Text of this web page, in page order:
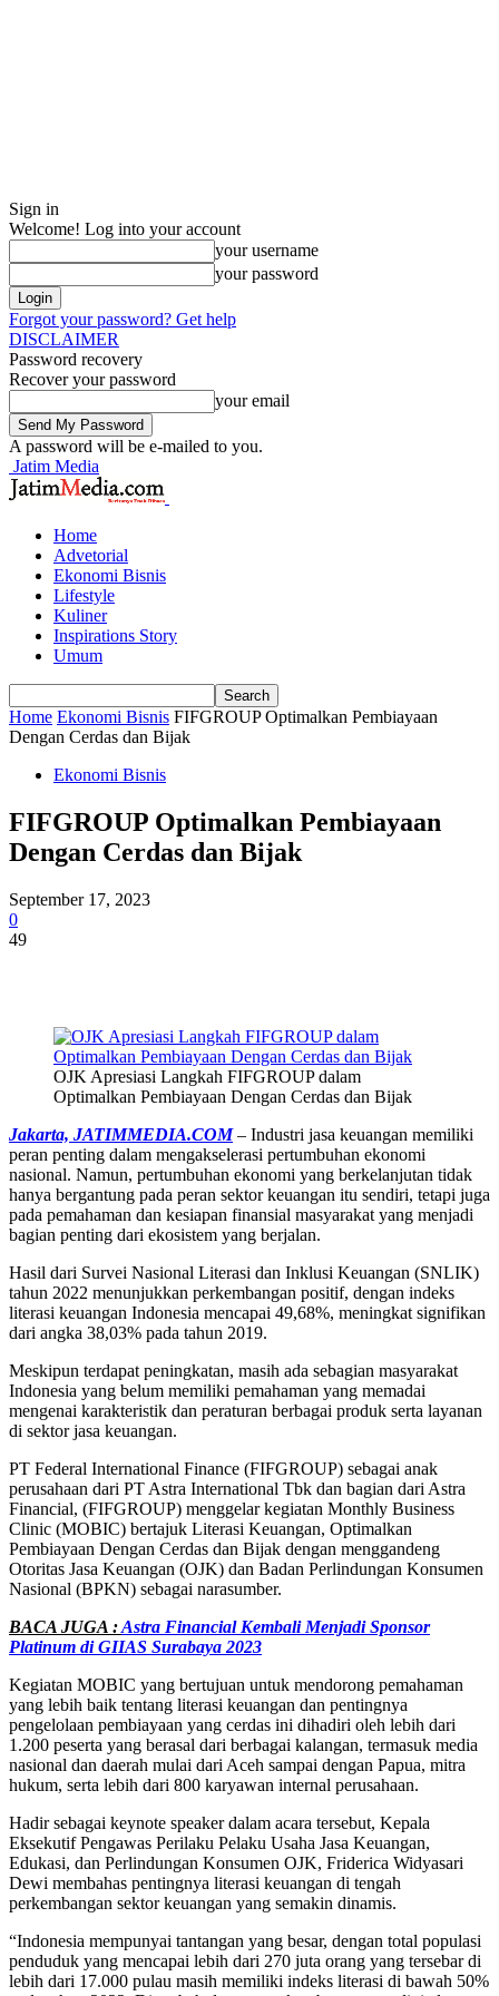
Sign in
Welcome! Log into your account
your username
your password
Forgot your password? Get help
DISCLAIMER
Password recovery
Recover your password
your email
A password will be e-mailed to you.
Jatim Media
Home
Advetorial
Ekonomi Bisnis
Lifestyle
Kuliner
Inspirations Story
Umum
Home Ekonomi Bisnis FIFGROUP Optimalkan Pembiayaan
Dengan Cerdas dan Bijak
Ekonomi Bisnis
FIFGROUP Optimalkan Pembiayaan
Dengan Cerdas dan Bijak
September 17, 2023
0
49
OJK Apresiasi Langkah FIFGROUP dalam
Optimalkan Pembiayaan Dengan Cerdas dan Bijak
Jakarta, JATIMMEDIA.COM– Industri jasa keuangan memiliki
peran penting dalam mengakselerasi pertumbuhan ekonomi
nasional. Namun, pertumbuhan ekonomi yang berkelanjutan tidak
hanya bergantung pada peran sektor keuangan itu sendiri, tetapi juga
pada pemahaman dan kesiapan finansial masyarakat yang menjadi
bagian penting dari ekosistem yang berjalan.
Hasil dari Survei Nasional Literasi dan Inklusi Keuangan (SNLIK)
tahun 2022 menunjukkan perkembangan positif, dengan indeks
literasi keuangan Indonesia mencapai 49,68%, meningkat signifikan
dari angka 38,03% pada tahun 2019.
Meskipun terdapat peningkatan, masih ada sebagian masyarakat
Indonesia yang belum memiliki pemahaman yang memadai
mengenai karakteristik dan peraturan berbagai produk serta layanan
di sektor jasa keuangan.
PT Federal International Finance (FIFGROUP) sebagai anak
perusahaan dari PT Astra International Tbk dan bagian dari Astra
Financial, (FIFGROUP) menggelar kegiatan Monthly Business
Clinic (MOBIC) bertajuk Literasi Keuangan, Optimalkan
Pembiayaan Dengan Cerdas dan Bijak dengan menggandeng
Otoritas Jasa Keuangan (OJK) dan Badan Perlindungan Konsumen
Nasional (BPKN) sebagai narasumber.
BACA JUGA :Astra Financial Kembali Menjadi Sponsor
Platinum di GIIAS Surabaya 2023
Kegiatan MOBIC yang bertujuan untuk mendorong pemahaman
yang lebih baik tentang literasi keuangan dan pentingnya
pengelolaan pembiayaan yang cerdas ini dihadiri oleh lebih dari
1.200 peserta yang berasal dari berbagai kalangan, termasuk media
nasional dan daerah mulai dari Aceh sampai dengan Papua, mitra
hukum, serta lebih dari 800 karyawan internal perusahaan.
Hadir sebagai keynote speaker dalam acara tersebut, Kepala
Eksekutif Pengawas Perilaku Pelaku Usaha Jasa Keuangan,
Edukasi, dan Perlindungan Konsumen OJK, Friderica Widyasari
Dewi membahas pentingnya literasi keuangan di tengah
perkembangan sektor keuangan yang semakin dinamis.
“Indonesia mempunyai tantangan yang besar, dengan total populasi
penduduk yang mencapai lebih dari 270 juta orang yang tersebar di
lebih dari 17.000 pulau masih memiliki indeks literasi di bawah 50%